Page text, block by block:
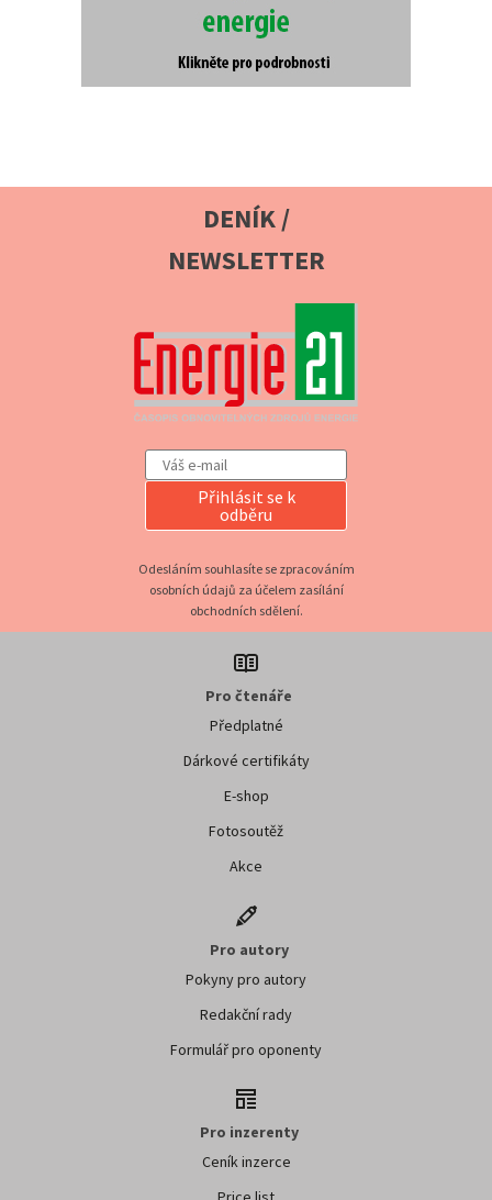
DENÍK /
NEWSLETTER
Přihlásit se k
odběru
Odesláním souhlasíte se zpracováním
osobních údajů za účelem zasílání
obchodních sdělení.
Pro čtenáře
Předplatné
Dárkové certifikáty
E-shop
Fotosoutěž
Akce
Pro autory
Pokyny pro autory
Redakční rady
Formulář pro oponenty
Pro inzerenty
Ceník inzerce